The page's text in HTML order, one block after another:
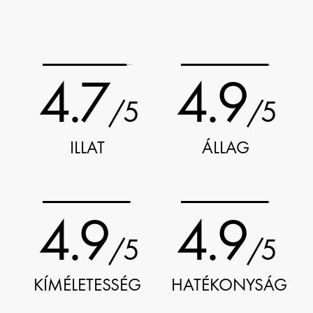
4.7/5
ILLAT
4.9/5
ÁLLAG
4.9/5
KÍMÉLETESSÉG
4.9/5
HATÉKONYSÁG